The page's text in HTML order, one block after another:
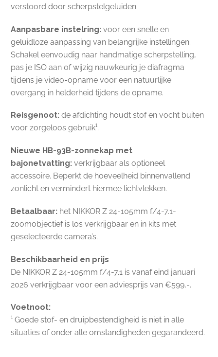
verstoord door scherpstelgeluiden.
Aanpasbare instelring: voor een snelle en
geluidloze aanpassing van belangrijke instellingen.
Schakel eenvoudig naar handmatige scherpstelling,
pas je ISO aan of wijzig nauwkeurig je diafragma
tijdens je video-opname voor een natuurlijke
overgang in helderheid tijdens de opname.
Reisgenoot: de afdichting houdt stof en vocht buiten
voor zorgeloos gebruik¹.
Nieuwe HB-93B-zonnekap met
bajonetvatting: verkrijgbaar als optioneel
accessoire. Beperkt de hoeveelheid binnenvallend
zonlicht en vermindert hiermee lichtvlekken.
Betaalbaar: het NIKKOR Z 24-105mm f/4-7.1-
zoomobjectief is los verkrijgbaar en in kits met
geselecteerde camera’s.
Beschikbaarheid en prijs
De NIKKOR Z 24-105mm f/4-7.1 is vanaf eind januari
2026 verkrijgbaar voor een adviesprijs van €599,-.
Voetnoot:
¹ Goede stof- en druipbestendigheid is niet in alle
situaties of onder alle omstandigheden gegarandeerd.